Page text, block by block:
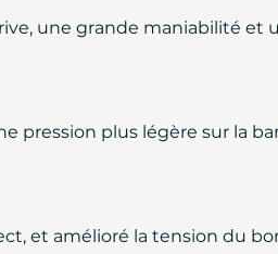
une grande maniabilité
pression plus légère sur la
et amélioré la tension du